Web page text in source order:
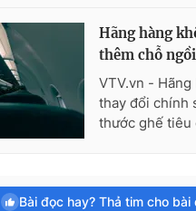
Hãng hàng
thêm chỗ
VTV.vn -
thay đổi chính
thước ghế tiêu
Bài đọc hay? Thả tim cho bài